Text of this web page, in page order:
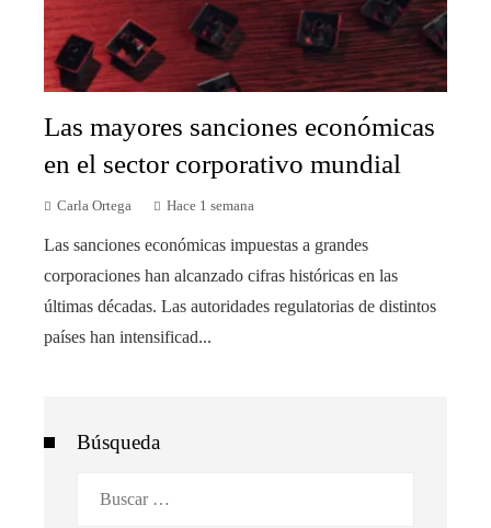
Las mayores sanciones económicas
en el sector corporativo mundial
Carla Ortega Hace 1 semana
Las sanciones económicas impuestas a grandes
corporaciones han alcanzado cifras históricas en las
últimas décadas. Las autoridades regulatorias de distintos
países han intensificad...
Búsqueda